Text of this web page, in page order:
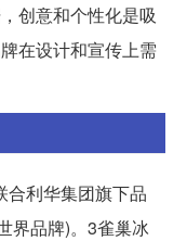
创意和个性化是吸
在设计和宣传上需
合利华集团旗下品
界品牌)。3雀巢冰